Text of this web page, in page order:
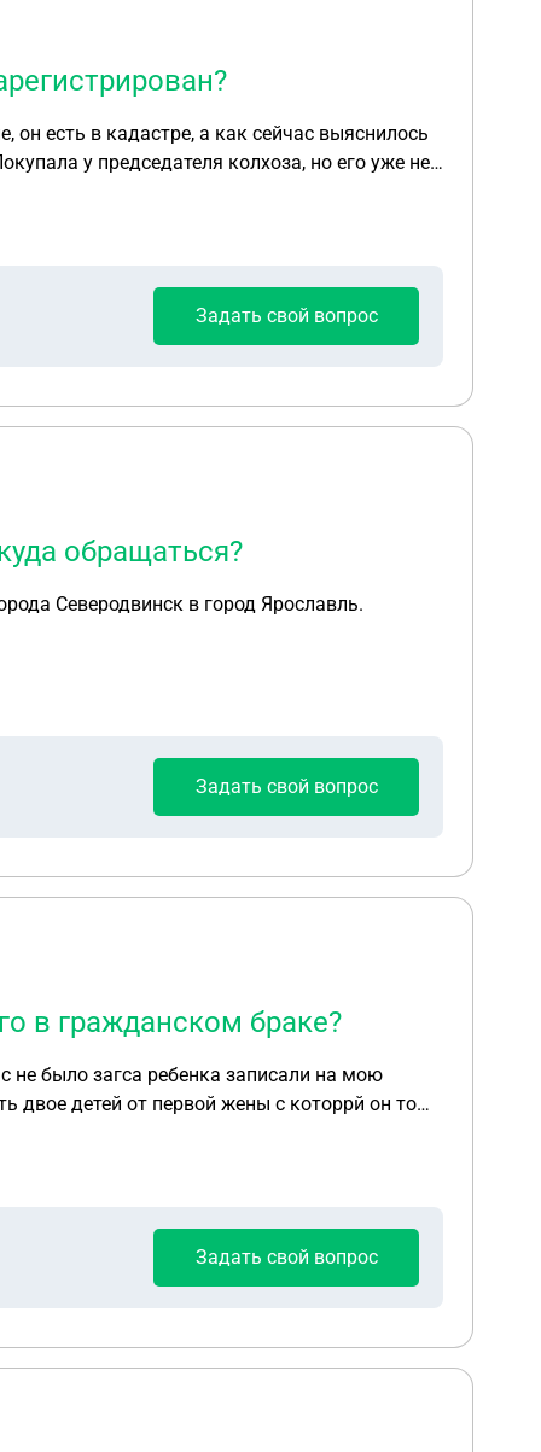
есть в кадастре, а как сейчас выяснилось
у председателя колхоза, но его уже нет
в проект для проведения газа. В
давности.? Куда идти, что делать.
Задать свой вопрос
обращаться?
Задать свой вопрос
в гражданском браке?
не было загса ребенка записали на мою
мой сын получал льготы??
Задать свой вопрос